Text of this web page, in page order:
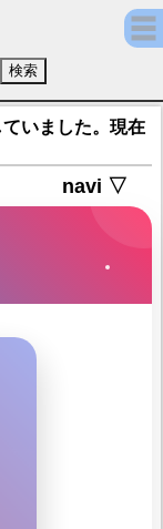
)【アリス・ギ
いました。現在
navi ▽